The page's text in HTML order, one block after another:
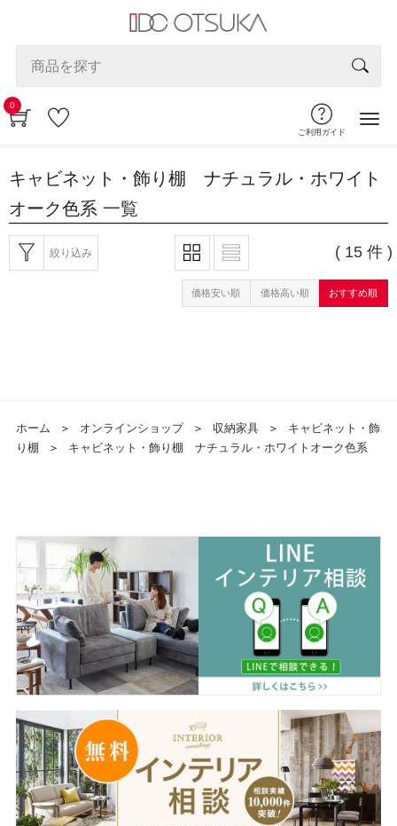
0
ご利用ガイド
キャビネット・飾り棚 ナチュラル・ホワイト
オーク色系 一覧
絞り込み ( 15 件 )
価格安い順 価格高い順 おすすめ順
ホーム ＞ オンラインショップ ＞ 収納家具 ＞
キャビネット・飾
り棚
＞ キャビネット・飾り棚 ナチュラル・ホワイトオーク色系